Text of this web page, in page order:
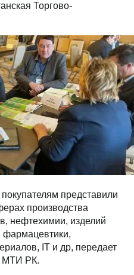
Торгово-
представили
производства
нефтехимии, изделий
фармацевтики,
IT и др, передает
МТИ РК.